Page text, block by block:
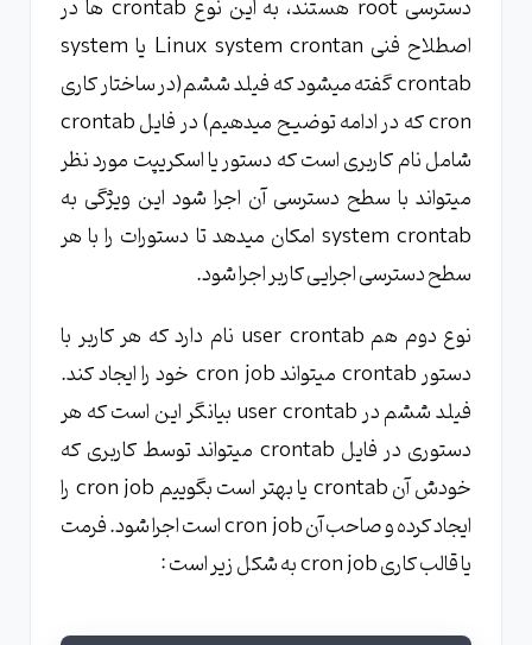
دسترسی root هستند، به این نوع crontab ها در
اصطلاح فنی Linux system crontan یا system
crontab گفته میشود که فیلد ششم(در ساختار کاری
cron که در ادامه توضیح میدهیم) در فایل crontab
شامل نام کاربری است که دستور یا اسکریپت مورد نظر
میتواند با سطح دسترسی آن اجرا شود این ویژگی به
system crontab امکان میدهد تا دستورات را با هر
سطح دسترسی اجرایی کاربر اجرا شود.
نوع دوم هم user crontab نام دارد که هر کاربر با
دستور crontab میتواند cron job خود را ایجاد کند.
فیلد ششم در user crontab بیانگر این است که هر
دستوری در فایل crontab میتواند توسط کاربری که
خودش آن crontab یا بهتر است بگوییم cron job را
ایجاد کرده و صاحب آن cron job است اجرا شود. فرمت
یا قالب کاری cron job به شکل زیر است :